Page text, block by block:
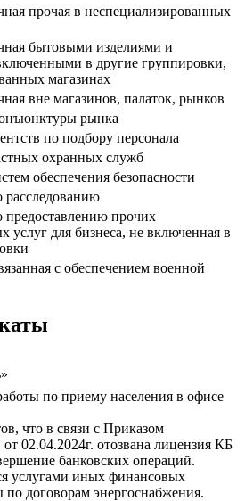
прочая в неспециализированных
бытовыми изделиями и
в другие группировки,
магазинах
вне магазинов, палаток, рынков
рынка
по подбору персонала
охранных служб
обеспечения безопасности
расследованию
предоставлению прочих
услуг для бизнеса, не включенная в
с обеспечением военной
по приему населения в офисе
что в связи с Приказом
02.04.2024г. отозвана лицензия КБ
банковских операций.
услугами иных финансовых
по договорам энергоснабжения.